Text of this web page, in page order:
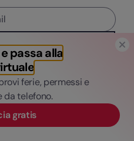
passa alla
ferie, permessi e
da telefono.
gratis
"Iscriviti", accetti di ricevere
SOFTWARE, S.L.
sulla privacyper maggiori
e come revocare il consenso.
Prodotto
Che cos’è Factorial?